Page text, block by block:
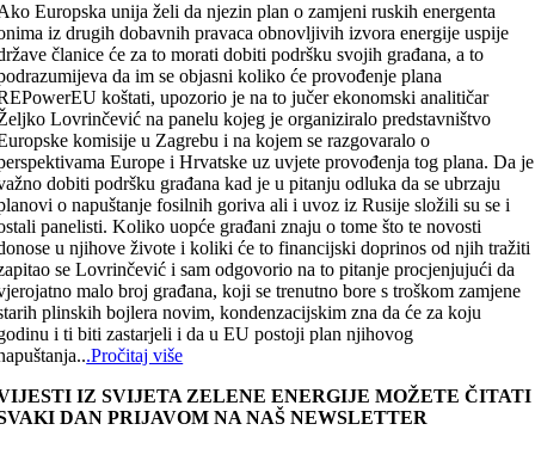
Europska unija želi da njezin plan o zamjeni ruskih energenta
iz drugih dobavnih pravaca obnovljivih izvora energije uspije
članice će za to morati dobiti podršku svojih građana, a to
da im se objasni koliko će provođenje plana
koštati, upozorio je na to jučer ekonomski analitičar
Lovrinčević na panelu kojeg je organiziralo predstavništvo
komisije u Zagrebu i na kojem se razgovaralo o
Europe i Hrvatske uz uvjete provođenja tog plana. Da je
dobiti podršku građana kad je u pitanju odluka da se ubrzaju
o napuštanje fosilnih goriva ali i uvoz iz Rusije složili su se i
panelisti. Koliko uopće građani znaju o tome što te novosti
u njihove živote i koliki će to financijski doprinos od njih tražiti
se Lovrinčević i sam odgovorio na to pitanje procjenjujući da
malo broj građana, koji se trenutno bore s troškom zamjene
plinskih bojlera novim, kondenzacijskim zna da će za koju
i ti biti zastarjeli i da u EU postoji plan njihovog
.Pročitaj više
IZ SVIJETA ZELENE ENERGIJE MOŽETE ČITATI
DAN PRIJAVOM NA NAŠ NEWSLETTER